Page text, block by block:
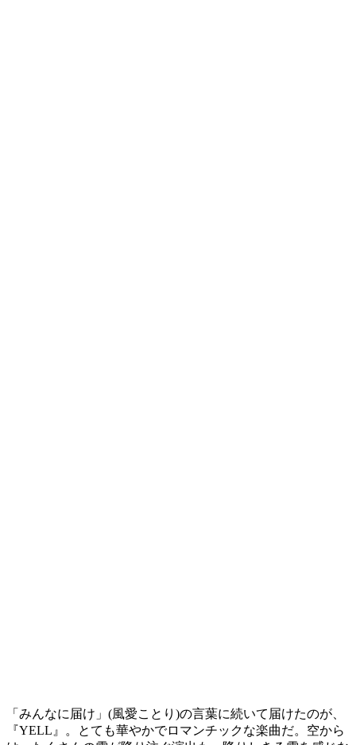
「みんなに届け」(風愛ことり)の言葉に続いて届けたのが、
『YELL』。とても華やかでロマンチックな楽曲だ。空から